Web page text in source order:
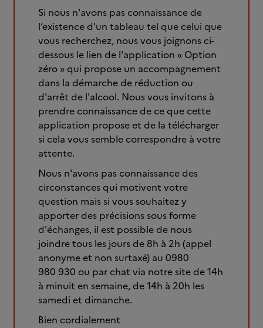
Si nous n'avons pas connaissance de
l’existence d'un tableau tel que celui que
vous recherchez, nous vous joignons ci-
dessous le lien de l'application « Option
zéro » qui propose un accompagnement
dans la démarche de réduction ou
d'arrêt de l'alcool. Nous vous invitons à
prendre connaissance de ce que cette
application propose et de la télécharger
si cela vous semble correspondre à votre
attente.
Nous n'avons pas connaissance des
circonstances qui motivent votre
question mais si vous souhaitez y
apporter des précisions sous forme
d'échanges, il est possible de nous
joindre tous les jours de 8h à 2h (appel
anonyme et non surtaxé) au 0980
980 930 ou par chat via notre site de 14h
à minuit en semaine, de 14h à 20h les
samedi et dimanche.
Bien cordialement